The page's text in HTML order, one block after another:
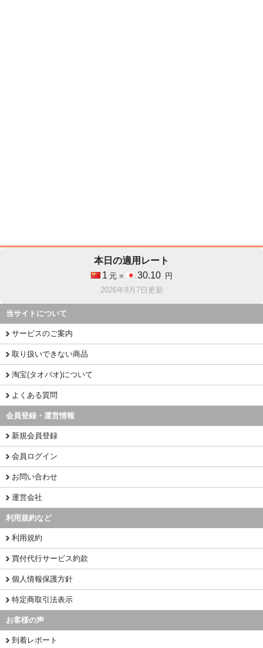
本日の適用レート
1 元 = 30.10
円
2026年8月7日更新
当サイトについて
サービスのご案内
取り扱いできない商品
淘宝(タオバオ)について
よくある質問
会員登録・運営情報
新規会員登録
会員ログイン
お問い合わせ
運営会社
利用規約など
利用規約
買付代行サービス約款
個人情報保護方針
特定商取引法表示
お客様の声
到着レポート